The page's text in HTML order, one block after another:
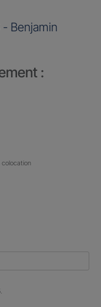
- Benjamin
:
colocation